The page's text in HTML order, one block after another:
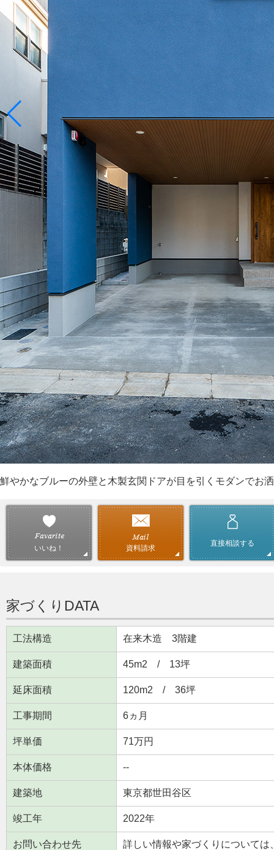
鮮やかなブルーの外壁と木製玄関ドアが目を引くモダンでお
いいね！ 資料請求
直接相談する
家づくりDATA
工法構造 在来木造 3階建
建築面積 45m2 / 13坪
延床面積 120m2 / 36坪
工事期間 6ヵ月
坪単価 71万円
本体価格 --
建築地 東京都世田谷区
竣工年 2022年
お問い合わせ先
詳しい情報や家づくりについて